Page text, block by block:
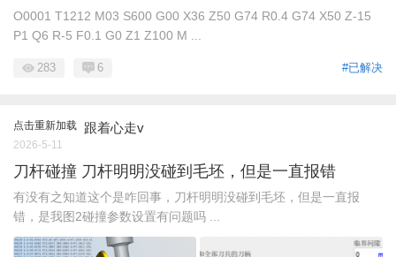
O0001 T1212 M03 S600 G00 X36 Z50 G74 R0.4 G74 X50 Z-15
P1 Q6 R-5 F0.1 G0 Z1 Z100 M ...
#已解决
283 6
点击重新加载 跟着心走v
2026-5-11
刀杆碰撞 刀杆明明没碰到毛坯，但是一直报错
有没有之知道这个是咋回事，刀杆明明没碰到毛坯，但是一直报
错，是我图2碰撞参数设置有问题吗 ...